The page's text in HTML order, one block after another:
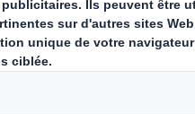
notre équipe est
de fin de ligne. Nos